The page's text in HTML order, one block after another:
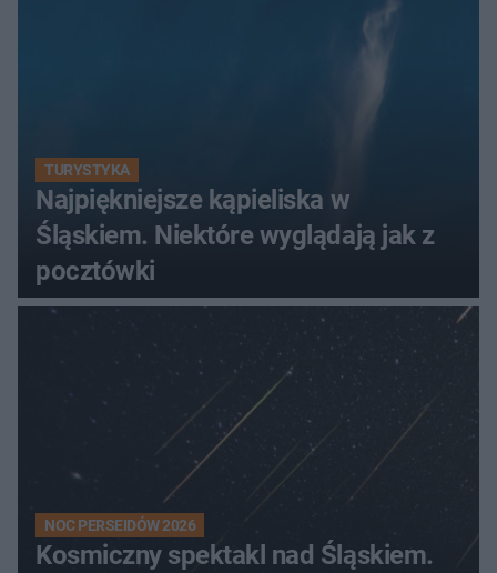
TURYSTYKA
Najpiękniejsze kąpieliska w
Śląskiem. Niektóre wyglądają jak z
pocztówki
NOC PERSEIDÓW 2026
Kosmiczny spektakl nad Śląskiem.